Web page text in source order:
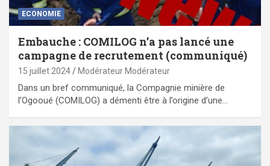
ECONOMIE
Embauche : COMILOG n’a pas lancé une
campagne de recrutement (communiqué)
15 juillet 2024 Modérateur Modérateur
Dans un bref communiqué, la Compagnie minière de
l’Ogooué (COMILOG) a démenti être à l’origine d’une…